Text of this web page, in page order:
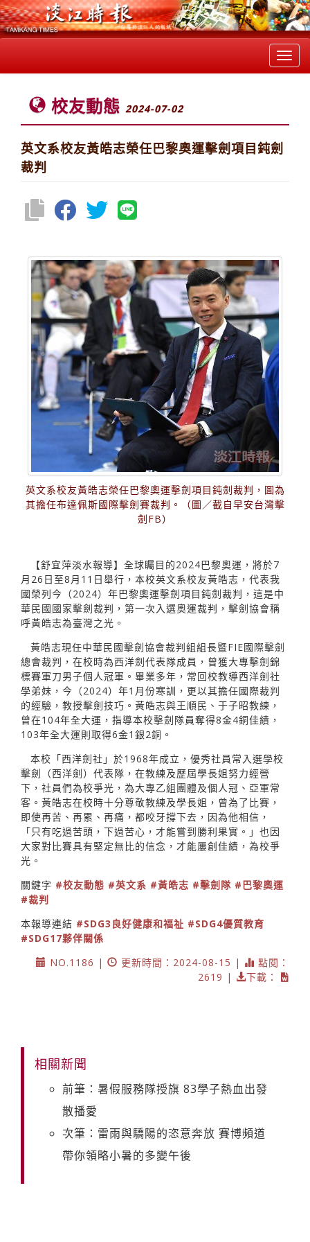
校友動態 2024-07-02
英文系校友黃皓志榮任巴黎奧運擊劍項目鈍劍
裁判
英文系校友黃皓志榮任巴黎奧運擊劍項目鈍劍裁判，圖為
其擔任布達佩斯國際擊劍賽裁判。（圖／截自早安台灣擊
劍FB）
【舒宜萍淡水報導】全球矚目的2024巴黎奧運，將於7
月26日至8月11日舉行，本校英文系校友黃皓志，代表我
國榮列今（2024）年巴黎奧運擊劍項目鈍劍裁判，這是中
華民國國家擊劍裁判，第一次入選奧運裁判，擊劍協會稱
呼黃皓志為臺灣之光。
黃皓志現任中華民國擊劍協會裁判組組長暨FIE國際擊劍
總會裁判，在校時為西洋劍代表隊成員，曾獲大專擊劍錦
標賽軍刀男子個人冠軍。畢業多年，常回校教導西洋劍社
學弟妹，今（2024）年1月份寒訓，更以其擔任國際裁判
的經驗，教授擊劍技巧。黃皓志與王順民、于子昭教練，
曾在104年全大運，指導本校擊劍隊員奪得8金4銅佳績，
103年全大運則取得6金1銀2銅。
本校「西洋劍社」於1968年成立，優秀社員常入選學校
擊劍（西洋劍）代表隊，在教練及歷屆學長姐努力經營
下，社員們為校爭光，為大專乙組團體及個人冠、亞軍常
客。黃皓志在校時十分尊敬教練及學長姐，曾為了比賽，
即使再苦、再累、再痛，都咬牙撐下去，因為他相信，
「只有吃過苦頭，下過苦心，才能嘗到勝利果實。」也因
大家對比賽具有堅定無比的信念，才能屢創佳績，為校爭
光。
關鍵字 #校友動態 #英文系 #黃皓志 #擊劍隊 #巴黎奧運
#裁判
本報導連結 #SDG3良好健康和福祉 #SDG4優質教育
#SDG17夥伴關係
NO.1186 |
更新時間：2024-08-15 |
點閱：
2619 |
下載：
相關新聞
前筆：暑假服務隊授旗 83學子熱血出發
散播愛
次筆：雷雨與驕陽的恣意奔放 賽博頻道
帶你領略小暑的多變午後